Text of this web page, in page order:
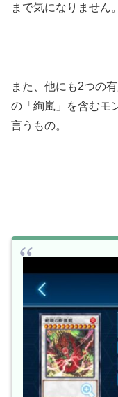
まで気になりません。
また、他にも2つの
の「絢嵐」を含むモ
言うもの。